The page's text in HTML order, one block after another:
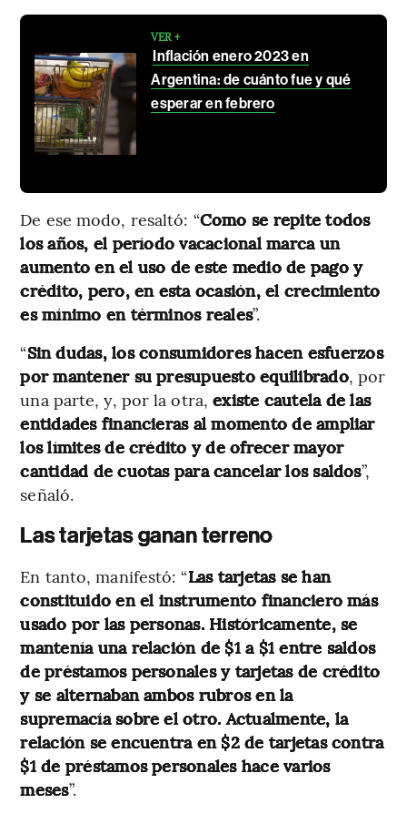
VER +
Inflación enero 2023 en
Argentina: de cuánto fue y qué
esperar en febrero
De ese modo, resaltó: “Como se repite todos
los años, el período vacacional marca un
aumento en el uso de este medio de pago y
crédito, pero, en esta ocasión, el crecimiento
es mínimo en términos reales”.
“Sin dudas, los consumidores hacen esfuerzos
por mantener su presupuesto equilibrado, por
una parte, y, por la otra,existe cautela de las
entidades financieras al momento de ampliar
los límites de crédito y de ofrecer mayor
cantidad de cuotas para cancelar los saldos”,
señaló.
Las tarjetas ganan terreno
En tanto, manifestó: “Las tarjetas se han
constituido en el instrumento financiero más
usado por las personas. Históricamente, se
mantenía una relación de $1 a $1 entre saldos
de préstamos personales y tarjetas de crédito
y se alternaban ambos rubros en la
supremacía sobre el otro. Actualmente, la
relación se encuentra en $2 de tarjetas contra
$1 de préstamos personales hace varios
meses”.